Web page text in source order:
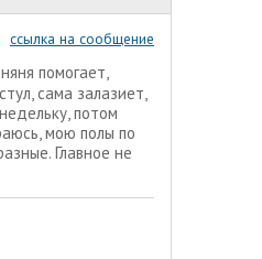
ссылка на сообщение
помогает,
сама залазиет,
потом
мою полы по
Главное не